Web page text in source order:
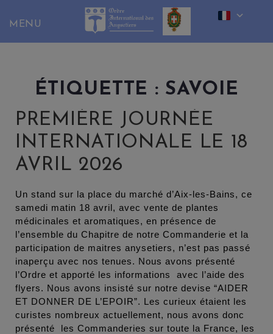
content
ÉTIQUETTE : SAVOIE
PREMIÈRE JOURNÉE
INTERNATIONALE LE 18
AVRIL 2026
Un stand sur la place du marché d’Aix-les-Bains, ce
samedi matin 18 avril, avec vente de plantes
médicinales et aromatiques, en présence de
l’ensemble du Chapitre de notre Commanderie et la
participation de maitres anysetiers, n’est pas passé
inaperçu avec nos tenues. Nous avons présenté
l’Ordre et apporté les informations avec l’aide des
flyers. Nous avons insisté sur notre devise “AIDER
ET DONNER DE L’EPOIR”. Les curieux étaient les
curistes nombreux actuellement, nous avons donc
présenté les Commanderies sur toute la France, les